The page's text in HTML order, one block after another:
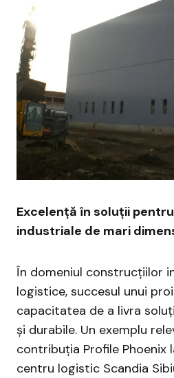
Excelență în soluții
industriale de mari
În domeniul construcțiilor
logistice, succesul unui
capacitatea de a livra
și durabile. Un exemplu
contribuția Profile Phoenix
centru logistic Scandia